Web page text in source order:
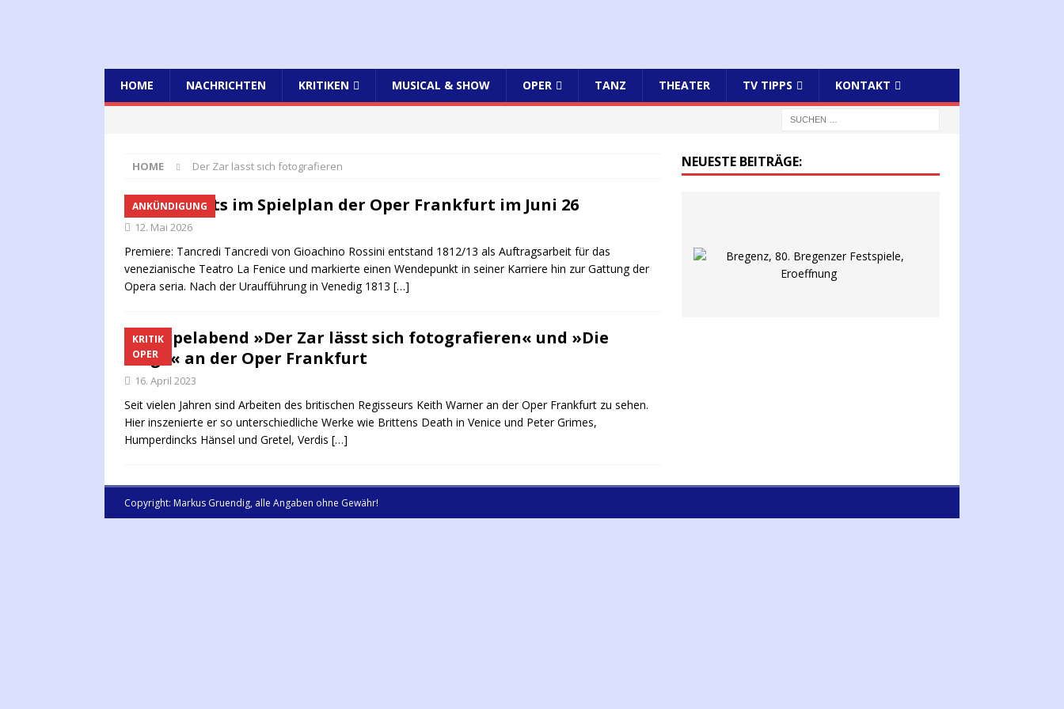
HOME NACHRICHTEN KRITIKEN MUSICAL & SHOW OPER TANZ THEATER TV TIPPS KONTAKT
HOME Der Zar lässt sich fotografieren
ANKÜNDIGUNG
Highlights im Spielplan der Oper Frankfurt im Juni 26
12. Mai 2026
Premiere: Tancredi Tancredi von Gioachino Rossini entstand 1812/13 als Auftragsarbeit für das
venezianische Teatro La Fenice und markierte einen Wendepunkt in seiner Karriere hin zur Gattung der
Opera seria. Nach der Uraufführung in Venedig 1813 […]
KRITIK
OPER
Doppelabend »Der Zar lässt sich fotografieren« und »Die
Kluge« an der Oper Frankfurt
16. April 2023
Seit vielen Jahren sind Arbeiten des britischen Regisseurs Keith Warner an der Oper Frankfurt zu sehen.
Hier inszenierte er so unterschiedliche Werke wie Brittens Death in Venice und Peter Grimes,
Humperdincks Hänsel und Gretel, Verdis […]
NEUESTE BEITRÄGE:
Copyright: Markus Gruendig, alle Angaben ohne Gewähr!